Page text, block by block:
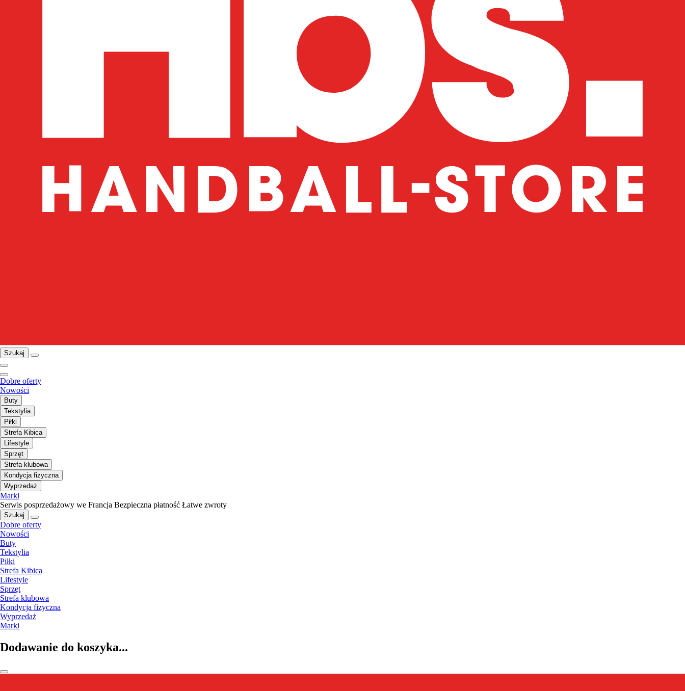
Szukaj
Dobre oferty
Nowości
Buty
Tekstylia
Piłki
Strefa Kibica
Lifestyle
Sprzęt
Strefa klubowa
Kondycja fizyczna
Wyprzedaż
Marki
Serwis posprzedażowy we Francja Bezpieczna płatność Łatwe zwroty
Szukaj
Dobre oferty
Nowości
Buty
Tekstylia
Piłki
Strefa Kibica
Lifestyle
Sprzęt
Strefa klubowa
Kondycja fizyczna
Wyprzedaż
Marki
Dodawanie do koszyka...